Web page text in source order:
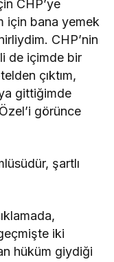
CHP’ye
için bana yemek
CHP’nin
de içimde bir
çıktım,
gittiğimde
görünce
şartlı
iki
hüküm giydiği